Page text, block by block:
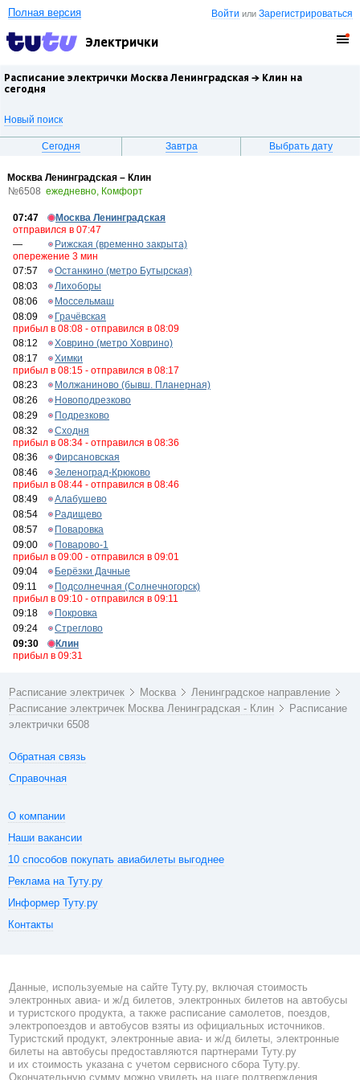
Войти илиЗарегистрироваться
Полная версия
Электрички
Расписание электрички Москва Ленинградская → Клин на
сегодня
Новый поиск
Сегодня Завтра Выбрать дату
Москва Ленинградская – Клин
№6508 ежедневно, Комфорт
07:47
Москва Ленинградская
отправился в 07:47
—
Рижская (временно закрыта)
опережение 3 мин
07:57
Останкино (метро Бутырская)
08:03
Лихоборы
08:06
Моссельмаш
08:09
Грачёвская
прибыл в 08:08 - отправился в 08:09
08:12
Ховрино (метро Ховрино)
08:17
Химки
прибыл в 08:15 - отправился в 08:17
08:23
Молжаниново (бывш. Планерная)
08:26
Новоподрезково
08:29
Подрезково
08:32
Сходня
прибыл в 08:34 - отправился в 08:36
08:36
Фирсановская
08:46
Зеленоград-Крюково
прибыл в 08:44 - отправился в 08:46
08:49
Алабушево
08:54
Радищево
08:57
Поваровка
09:00
Поварово-1
прибыл в 09:00 - отправился в 09:01
09:04
Берёзки Дачные
09:11
Подсолнечная (Солнечногорск)
прибыл в 09:10 - отправился в 09:11
09:18
Покровка
09:24
Стреглово
09:30
Клин
прибыл в 09:31
Расписание электричек Москва
Ленинградское направление
Расписание электричек Москва Ленинградская - Клин
Расписание
электрички 6508
Обратная связь
Справочная
О компании
Наши вакансии
10 способов покупать авиабилеты выгоднее
Реклама на Туту.ру
Информер Туту.ру
Контакты
Данные, используемые на сайте Туту.ру, включая стоимость
электронных авиа- и ж/д билетов, электронных билетов на автобусы
и туристского продукта, а также расписание самолетов, поездов,
электропоездов и автобусов взяты из официальных источников.
Туристский продукт, электронные авиа- и ж/д билеты, электронные
билеты на автобусы предоставляются партнерами Туту.ру
и их стоимость указана с учетом сервисного сбора Туту.ру.
Окончательную сумму можно увидеть на шаге подтверждения